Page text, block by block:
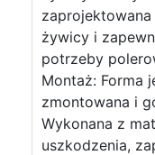
żywicy i
potrzeby
Montaż: Forma
zmontowana i
Wykonana z
uszkodzenia,